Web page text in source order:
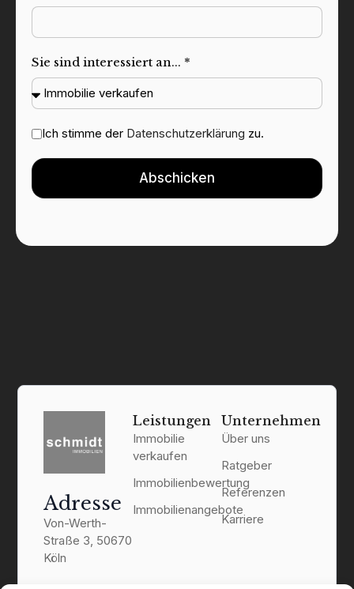
Sie sind interessiert an... *
Ich stimme der Datenschutzerklärung zu.
Abschicken
Adresse
Von-Werth-
Straße 3, 50670
Köln
Leistungen
Immobilie
verkaufen
Immobilienbewertung
Immobilienangebote
Unternehmen
Über uns
Ratgeber
Referenzen
Karriere